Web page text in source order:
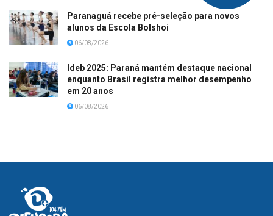
Paranaguá recebe pré-seleção para novos
alunos da Escola Bolshoi
06/08/2026
Ideb 2025: Paraná mantém destaque nacional
enquanto Brasil registra melhor desempenho
em 20 anos
06/08/2026